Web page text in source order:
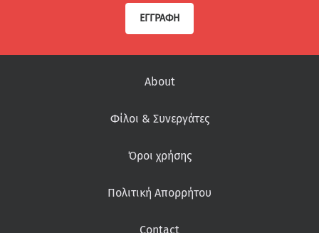
ΕΓΓΡΑΦΉ
About
Φίλοι & Συνεργάτες
Όροι χρήσης
Πολιτική Απορρήτου
Contact